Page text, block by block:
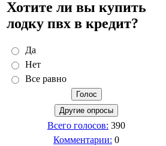
Хотите ли вы купить
лодку пвх в кредит?
Да
Нет
Все равно
Всего голосов: 390
Комментарии: 0